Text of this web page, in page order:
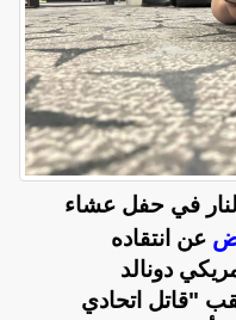
في حفل عشاء
عن انتقاده
دونالد
"قاتل اتحادي